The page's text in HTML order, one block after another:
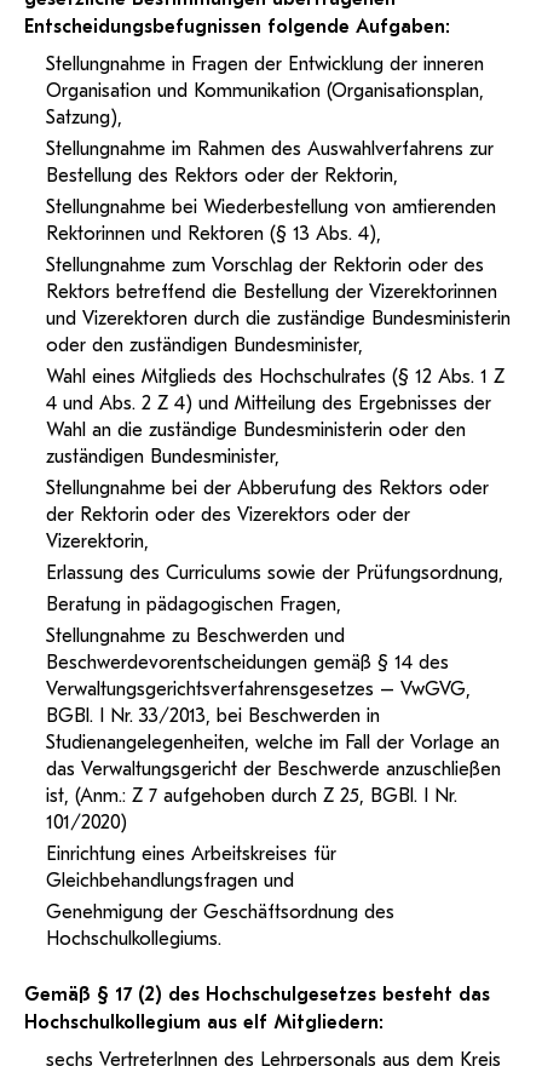
Entscheidungsbefugnissen folgende Aufgaben:
Stellungnahme in Fragen der Entwicklung der inneren
Organisation und Kommunikation (Organisationsplan,
Satzung),
Stellungnahme im Rahmen des Auswahlverfahrens zur
Bestellung des Rektors oder der Rektorin,
Stellungnahme bei Wiederbestellung von amtierenden
Rektorinnen und Rektoren (§ 13 Abs. 4),
Stellungnahme zum Vorschlag der Rektorin oder des
Rektors betreffend die Bestellung der Vizerektorinnen
und Vizerektoren durch die zuständige Bundesministerin
oder den zuständigen Bundesminister,
Wahl eines Mitglieds des Hochschulrates (§ 12 Abs. 1 Z
4 und Abs. 2 Z 4) und Mitteilung des Ergebnisses der
Wahl an die zuständige Bundesministerin oder den
zuständigen Bundesminister,
Stellungnahme bei der Abberufung des Rektors oder
der Rektorin oder des Vizerektors oder der
Vizerektorin,
Erlassung des Curriculums sowie der Prüfungsordnung,
Beratung in pädagogischen Fragen,
Stellungnahme zu Beschwerden und
Beschwerdevorentscheidungen gemäß § 14 des
Verwaltungsgerichtsverfahrensgesetzes – VwGVG,
BGBl. I Nr. 33/2013, bei Beschwerden in
Studienangelegenheiten, welche im Fall der Vorlage an
das Verwaltungsgericht der Beschwerde anzuschließen
ist, (Anm.: Z 7 aufgehoben durch Z 25, BGBl. I Nr.
101/2020)
Einrichtung eines Arbeitskreises für
Gleichbehandlungsfragen und
Genehmigung der Geschäftsordnung des
Hochschulkollegiums.
Gemäß § 17 (2) des Hochschulgesetzes besteht das
Hochschulkollegium aus elf Mitgliedern:
sechs VertreterInnen des Lehrpersonals aus dem Kreis
PH-Online Profil
Dipl.-Päd. OStR Roland Warzilek, BEd
M.A.
roland.warzilek@ph-tirol.ac.at
PH-Online Profil